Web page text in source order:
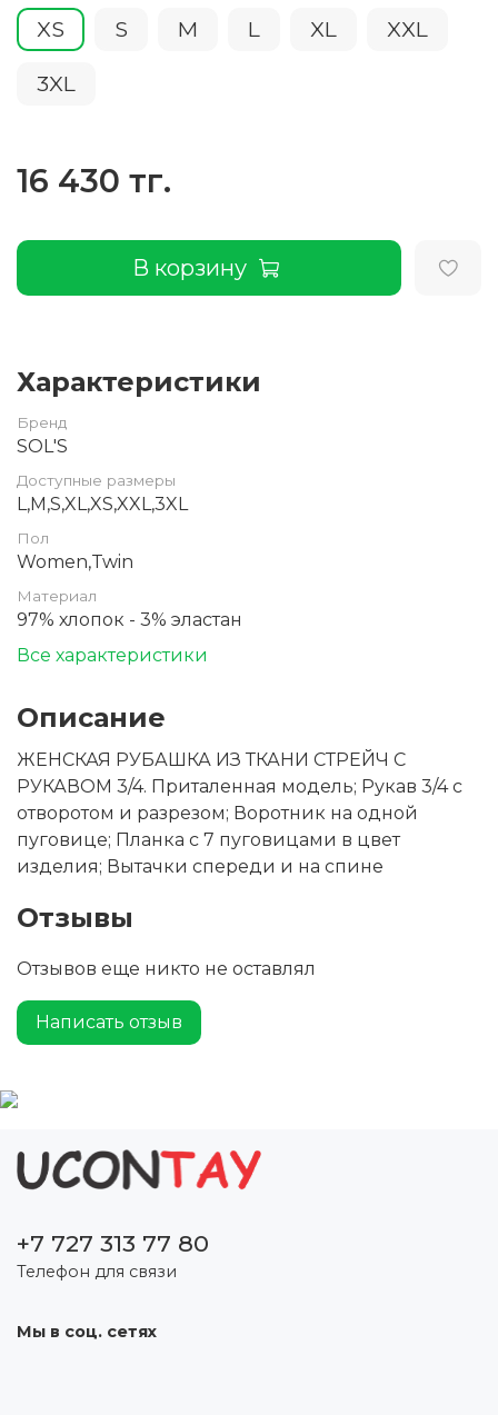
XS S M L XL XXL
3XL
16 430 тг.
В корзину
Характеристики
Бренд
SOL'S
Доступные размеры
L,M,S,XL,XS,XXL,3XL
Пол
Women,Twin
Материал
97% хлопок - 3% эластан
Все характеристики
Описание
ЖЕНСКАЯ РУБАШКА ИЗ ТКАНИ СТРЕЙЧ С
РУКАВОМ 3/4. Приталенная модель; Рукав 3/4 с
отворотом и разрезом; Воротник на одной
пуговице; Планка с 7 пуговицами в цвет
изделия; Вытачки спереди и на спине
Отзывы
Отзывов еще никто не оставлял
Написать отзыв
+7 727 313 77 80
Телефон для связи
Мы в соц. сетях